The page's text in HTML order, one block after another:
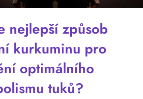
nejlepší způsob
kurkuminu pro
optimálního
tuků?